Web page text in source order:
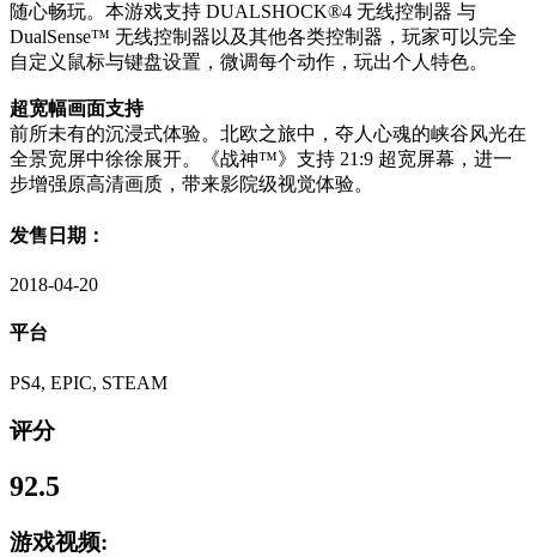
随心畅玩。本游戏支持 DUALSHOCK®4 无线控制器 与
DualSense™ 无线控制器以及其他各类控制器，玩家可以完全
自定义鼠标与键盘设置，微调每个动作，玩出个人特色。
超宽幅画面支持
前所未有的沉浸式体验。北欧之旅中，夺人心魂的峡谷风光在
全景宽屏中徐徐展开。《战神™》支持 21:9 超宽屏幕，进一
步增强原高清画质，带来影院级视觉体验。
发售日期：
2018-04-20
平台
PS4, EPIC, STEAM
评分
92.5
游戏视频: